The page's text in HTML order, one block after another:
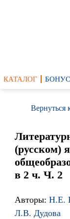
КАТАЛОГ
Вернуться
(русском)
в 2 ч. Ч. 2
Авторы: Н.Е.
Л.В. Дудова